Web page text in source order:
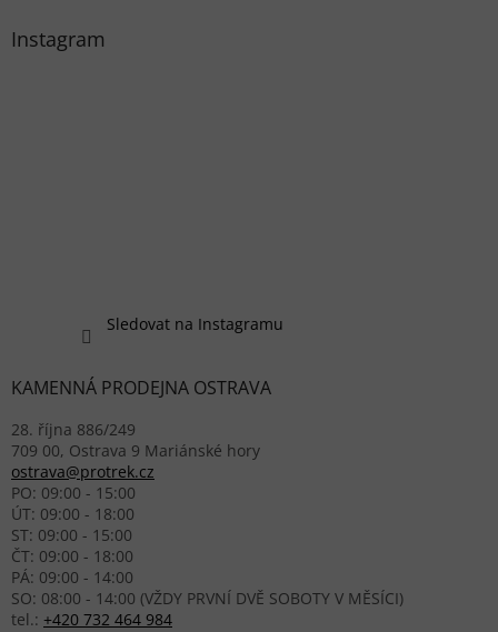
Instagram
Sledovat na Instagramu
KAMENNÁ PRODEJNA OSTRAVA
28. října 886/249
709 00, Ostrava 9 Mariánské hory
ostrava@protrek.cz
PO: 09:00 - 15:00
ÚT: 09:00 - 18:00
ST: 09:00 - 15:00
ČT: 09:00 - 18:00
PÁ: 09:00 - 14:00
SO: 08:00 - 14:00 (VŽDY PRVNÍ DVĚ SOBOTY V MĚSÍCI)
tel.: +420 732 464 984